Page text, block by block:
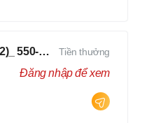
Kỹ sư cầu nối (BrSE, N1/N2)_ 550-750Man
Tiền thưởng
Đăng nhập để xem